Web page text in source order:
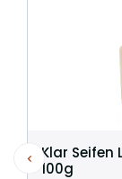
Klar Seifen
100g